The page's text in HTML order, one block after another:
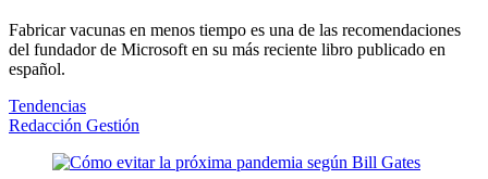
Fabricar vacunas en menos tiempo es una de las recomendaciones
del fundador de Microsoft en su más reciente libro publicado en
español.
Tendencias
Redacción Gestión